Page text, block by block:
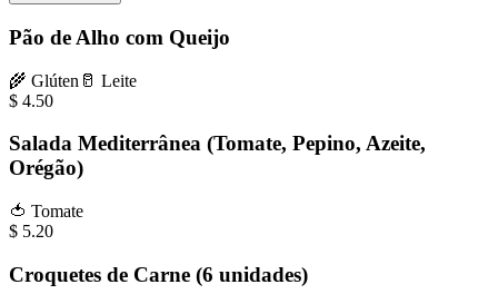
Pão de Alho com Queijo
🌾 Glúten 🥛 Leite
$ 4.50
Salada Mediterrânea (Tomate, Pepino, Azeite,
Orégão)
🍅 Tomate
$ 5.20
Croquetes de Carne (6 unidades)